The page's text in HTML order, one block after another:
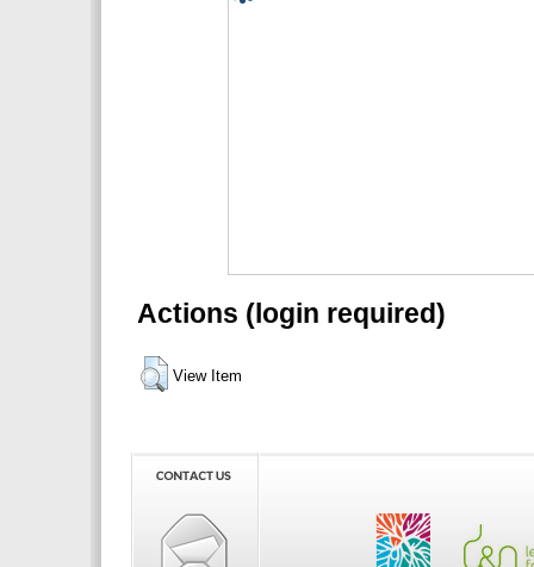
Actions (login required)
View Item